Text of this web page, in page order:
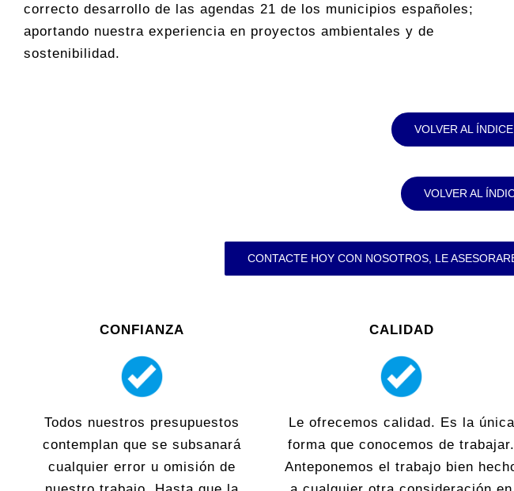
correcto desarrollo de las agendas 21 de los municipios españoles;
aportando nuestra experiencia en proyectos ambientales y de
sostenibilidad.
VOLVER AL
VOLVER AL
CONTACTE HOY CON NOSOTROS, LE
CONFIANZA
Todos nuestros presupuestos
contemplan que se subsanará
cualquier error u omisión de
CALIDAD
Le ofrecemos calidad. Es la única
forma que conocemos de trabajar.
Anteponemos el trabajo bien